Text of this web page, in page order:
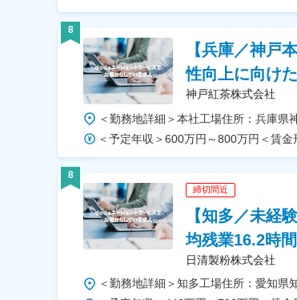
8
【兵庫／神戸
性向上に向け
神戸紅茶株式会社
8
締切間近
【知多／未経
均残業16.2時
日清製粉株式会社